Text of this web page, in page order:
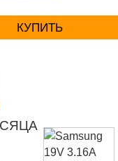
КУПИТЬ